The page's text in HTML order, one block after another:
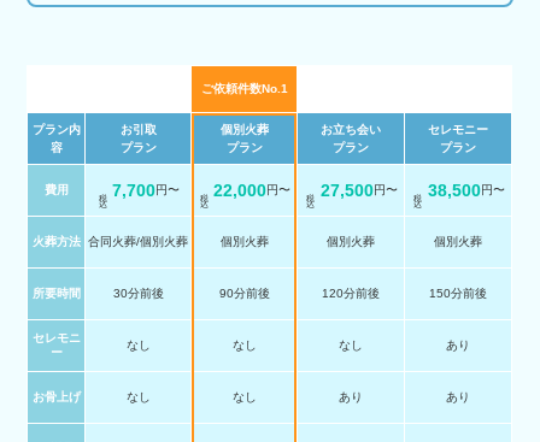
ご依頼件数No.1
プラン内
容
お引取
プラン
個別火葬
プラン
お立ち会い
プラン
セレモニー
プラン
費用 7,700円〜 22,000円〜 27,500円〜 38,500円〜
火葬方法 合同火葬/個別火葬 個別火葬 個別火葬 個別火葬
所要時間 30分前後 90分前後 120分前後 150分前後
セレモニ
ー
なし なし なし あり
お骨上げ なし なし あり あり